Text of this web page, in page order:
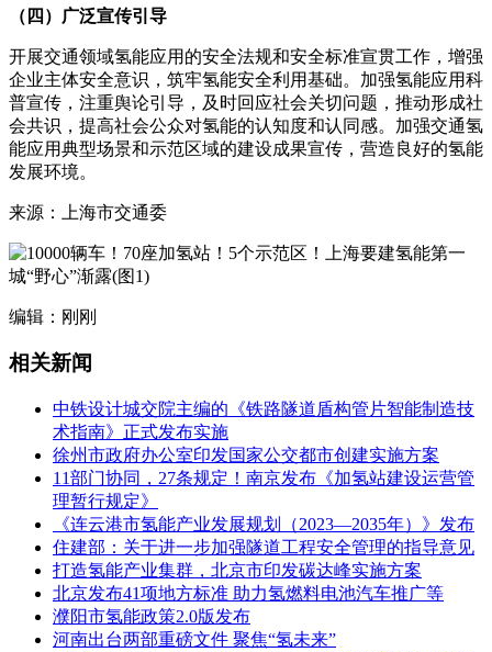
（四）广泛宣传引导
开展交通领域氢能应用的安全法规和安全标准宣贯工作，增强
企业主体安全意识，筑牢氢能安全利用基础。加强氢能应用科
普宣传，注重舆论引导，及时回应社会关切问题，推动形成社
会共识，提高社会公众对氢能的认知度和认同感。加强交通氢
能应用典型场景和示范区域的建设成果宣传，营造良好的氢能
发展环境。
来源：上海市交通委
编辑：刚刚
相关新闻
中铁设计城交院主编的《铁路隧道盾构管片智能制造技
术指南》正式发布实施
徐州市政府办公室印发国家公交都市创建实施方案
11部门协同，27条规定！南京发布《加氢站建设运营管
理暂行规定》
《连云港市氢能产业发展规划（2023—2035年）》发布
住建部：关于进一步加强隧道工程安全管理的指导意见
打造氢能产业集群，北京市印发碳达峰实施方案
北京发布41项地方标准 助力氢燃料电池汽车推广等
濮阳市氢能政策2.0版发布
河南出台两部重磅文件 聚焦“氢未来”